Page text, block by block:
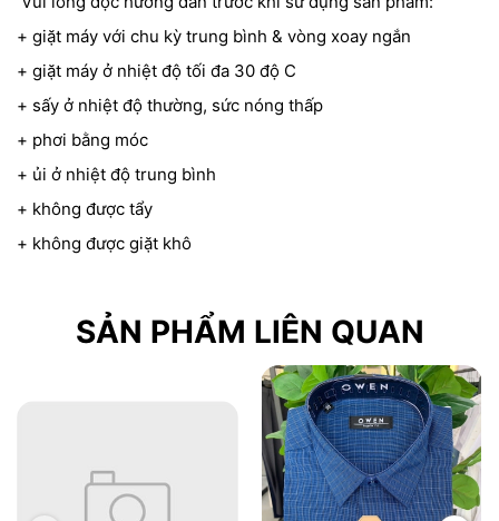
+ giặt máy với chu kỳ trung bình & vòng xoay ngắn
+ giặt máy ở nhiệt độ tối đa 30 độ C
+ sấy ở nhiệt độ thường, sức nóng thấp
+ phơi bằng móc
+ ủi ở nhiệt độ trung bình
+ không được tẩy
+ không được giặt khô
SẢN PHẨM LIÊN QUAN